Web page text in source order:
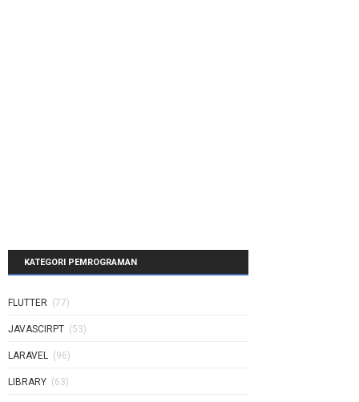
KATEGORI PEMROGRAMAN
FLUTTER (77)
JAVASCIRPT (53)
LARAVEL (96)
LIBRARY (63)